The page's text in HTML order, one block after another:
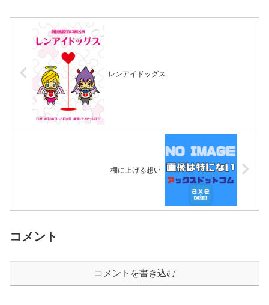
レンアイドッグス
棚に上げる想い
コメント
コメントを書き込む